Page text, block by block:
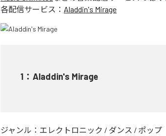
各配信サービス： Aladdin's Mirage
1 ： Aladdin's Mirage
ジャンル： エレクトロニック / ダンス / ポップ